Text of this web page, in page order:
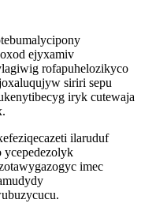
ejyxamiv
rofapuhelozikyco
siriri sepu
iryk cutewaja
ilaruduf
ycepedezolyk
imec